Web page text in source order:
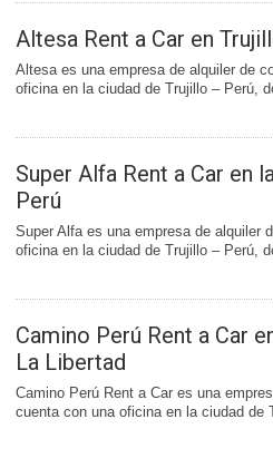
Altesa Rent a Car en
Altesa es una empresa de alquiler de
oficina en la ciudad de Trujillo – Perú,
Super Alfa Rent a Car en
Perú
Super Alfa es una empresa de alquiler
oficina en la ciudad de Trujillo – Perú,
Camino Perú Rent a Car
La Libertad
Camino Perú Rent a Car es una
cuenta con una oficina en la ciudad de